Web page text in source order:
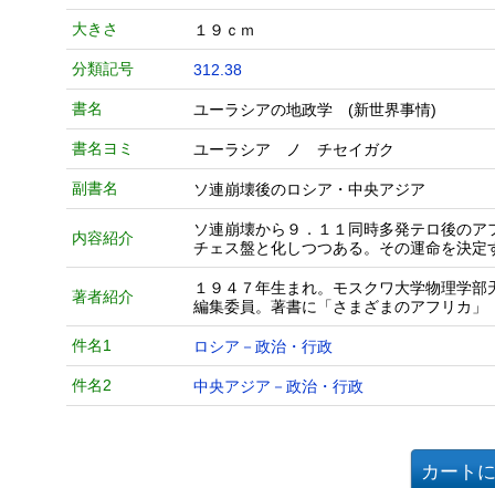
大きさ １９ｃｍ
分類記号 312.38
書名 ユーラシアの地政学 (新世界事情)
書名ヨミ ユーラシア ノ チセイガク
副書名 ソ連崩壊後のロシア・中央アジア
内容紹介
ソ連崩壊から９．１１同時多発テロ後の
チェス盤と化しつつある。その運命を決
著者紹介
１９４７年生まれ。モスクワ大学物理学
編集委員。著書に「さまざまのアフリカ」
件名1 ロシア－政治・行政
件名2 中央アジア－政治・行政